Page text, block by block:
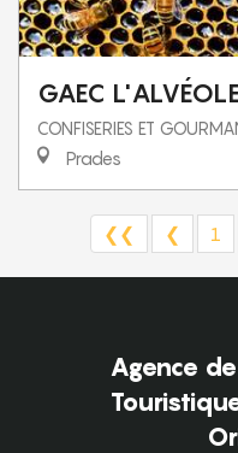
GAEC
CONFISERIES ET
Prades
❮❮ ❮ 1
Agence